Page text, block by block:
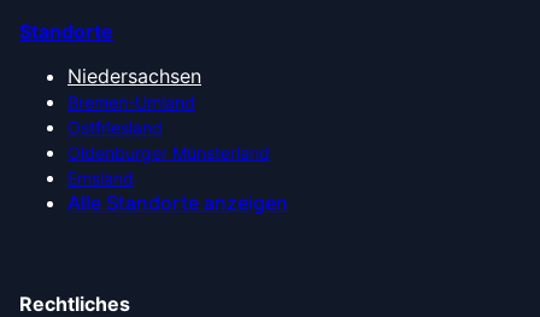
Standorte
Niedersachsen
Bremen-Umland
Ostfriesland
Oldenburger Münsterland
Emsland
Alle Standorte anzeigen
Rechtliches